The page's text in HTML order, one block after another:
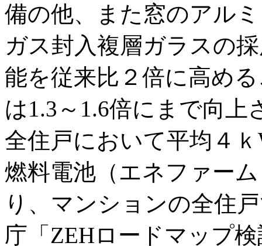
備の他、また窓のアル
ガス封入複層ガラスの
能を従来比２倍に高め
は1.3～1.6倍にまで向
全住戸において平均４
燃料電池（エネファー
り、マンションの全住
庁「ZEHロードマップ